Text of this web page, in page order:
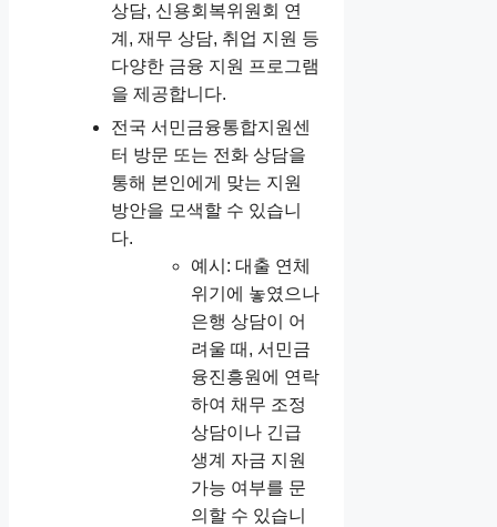
상담, 신용회복위원회 연
계, 재무 상담, 취업 지원 등
다양한 금융 지원 프로그램
을 제공합니다.
전국 서민금융통합지원센
터 방문 또는 전화 상담을
통해 본인에게 맞는 지원
방안을 모색할 수 있습니
다.
예시: 대출 연체
위기에 놓였으나
은행 상담이 어
려울 때, 서민금
융진흥원에 연락
하여 채무 조정
상담이나 긴급
생계 자금 지원
가능 여부를 문
의할 수 있습니